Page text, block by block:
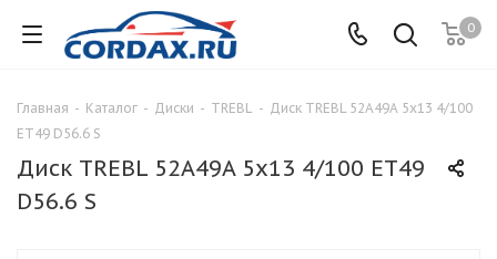
0
Главная - Каталог - Диски - TREBL - Диск TREBL 52A49A 5x13 4/100
ET49 D56.6 S
Диск TREBL 52A49A 5x13 4/100 ET49
D56.6 S